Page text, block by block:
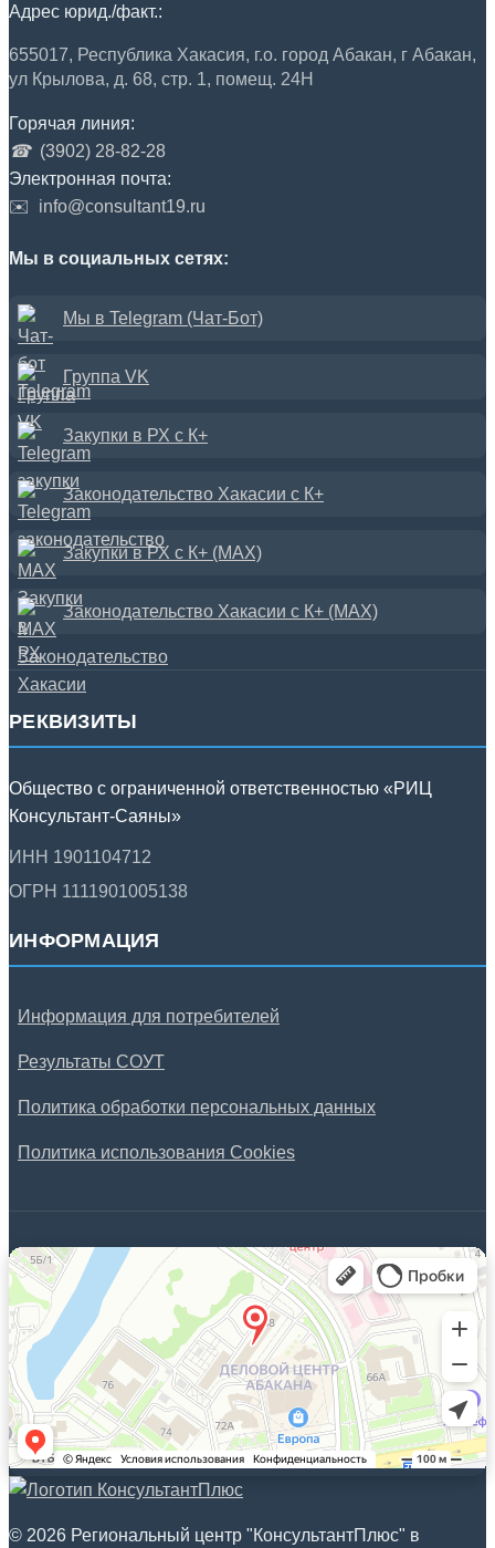
Адрес юрид./факт.:
655017, Республика Хакасия, г.о. город Абакан, г Абакан,
ул Крылова, д. 68, стр. 1, помещ. 24Н
Горячая линия:
☎ (3902) 28-82-28
Электронная почта:
✉️
info@consultant19.ru
Мы в социальных сетях:
Мы в Telegram (Чат-Бот)
Группа VK
Закупки в РХ с К+
Законодательство Хакасии с К+
Закупки в РХ с К+ (MAX)
Законодательство Хакасии с К+ (MAX)
РЕКВИЗИТЫ
Общество с ограниченной ответственностью «РИЦ
Консультант-Саяны»
ИНН 1901104712
ОГРН 1111901005138
ИНФОРМАЦИЯ
Информация для потребителей
Результаты СОУТ
Политика обработки персональных данных
Политика использования Cookies
© 2026 Региональный центр "КонсультантПлюс" в